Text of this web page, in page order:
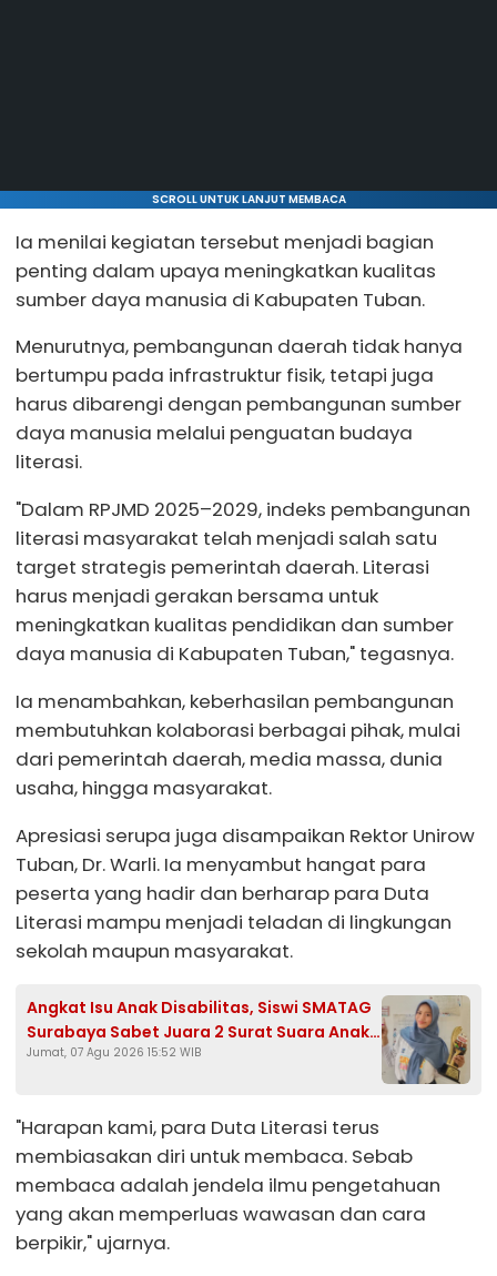
SCROLL UNTUK LANJUT MEMBACA
Ia menilai kegiatan tersebut menjadi bagian
penting dalam upaya meningkatkan kualitas
sumber daya manusia di Kabupaten Tuban.
Menurutnya, pembangunan daerah tidak hanya
bertumpu pada infrastruktur fisik, tetapi juga
harus dibarengi dengan pembangunan sumber
daya manusia melalui penguatan budaya
literasi.
"Dalam RPJMD 2025–2029, indeks pembangunan
literasi masyarakat telah menjadi salah satu
target strategis pemerintah daerah. Literasi
harus menjadi gerakan bersama untuk
meningkatkan kualitas pendidikan dan sumber
daya manusia di Kabupaten Tuban," tegasnya.
Ia menambahkan, keberhasilan pembangunan
membutuhkan kolaborasi berbagai pihak, mulai
dari pemerintah daerah, media massa, dunia
usaha, hingga masyarakat.
Apresiasi serupa juga disampaikan Rektor Unirow
Tuban, Dr. Warli. Ia menyambut hangat para
peserta yang hadir dan berharap para Duta
Literasi mampu menjadi teladan di lingkungan
sekolah maupun masyarakat.
Angkat Isu Anak Disabilitas, Siswi SMATAG
Surabaya Sabet Juara 2 Surat Suara Anak
2026
Jumat, 07 Agu 2026 15:52 WIB
"Harapan kami, para Duta Literasi terus
membiasakan diri untuk membaca. Sebab
membaca adalah jendela ilmu pengetahuan
yang akan memperluas wawasan dan cara
berpikir," ujarnya.